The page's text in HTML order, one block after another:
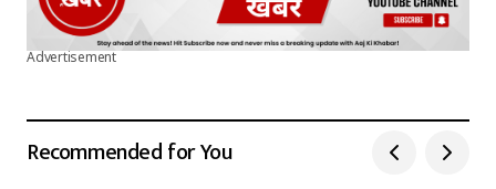
Advertisement
Recommended for You